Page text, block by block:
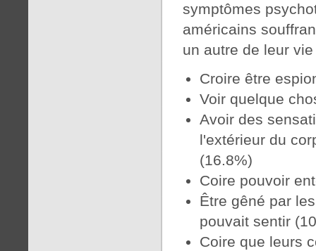
symptômes
américains
un autre de leur
Croire être
Voir quelque
Avoir des
l'extérieur du
(16.8%)
Coire pouvoir
Être gêné par
pouvait sentir
Coire que leurs